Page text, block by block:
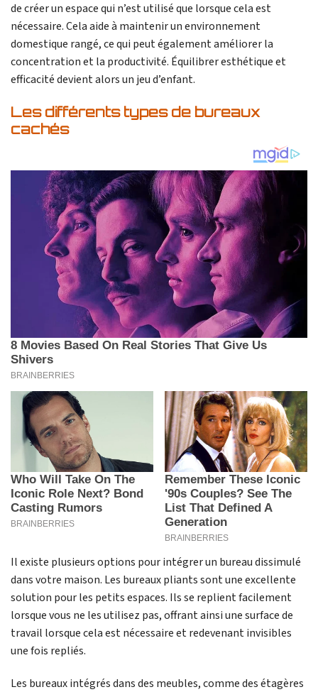
de créer un espace qui n’est utilisé que lorsque cela est
nécessaire. Cela aide à maintenir un environnement
domestique rangé, ce qui peut également améliorer la
concentration et la productivité. Équilibrer esthétique et
efficacité devient alors un jeu d’enfant.
Les différents types de bureaux
cachés
Il existe plusieurs options pour intégrer un bureau dissimulé
dans votre maison. Les bureaux pliants sont une excellente
solution pour les petits espaces. Ils se replient facilement
lorsque vous ne les utilisez pas, offrant ainsi une surface de
travail lorsque cela est nécessaire et redevenant invisibles
une fois repliés.
Les bureaux intégrés dans des meubles, comme des étagères